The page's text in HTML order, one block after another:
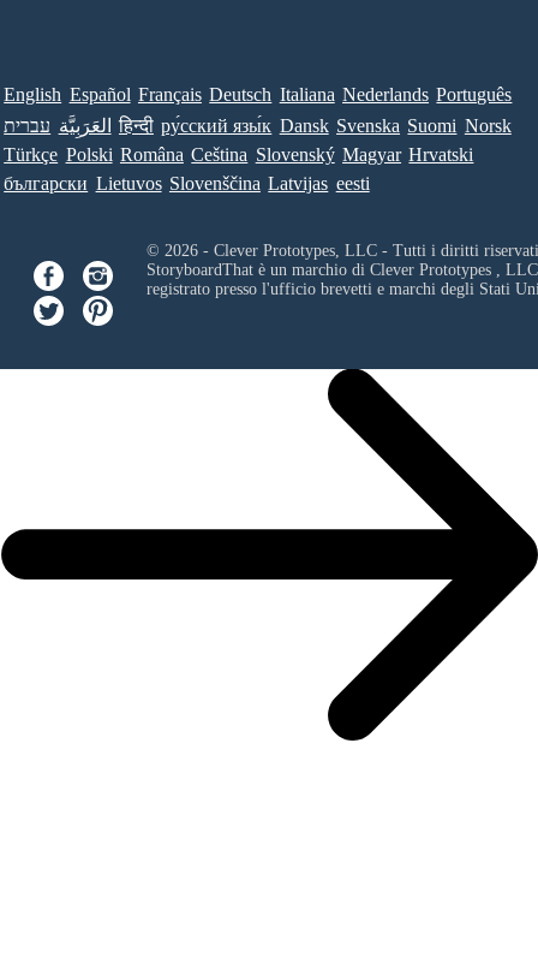
English Español Français Deutsch Italiana Nederlands Português
עברית العَرَبِيَّة हिन्दी ру́сский язы́к Dansk Svenska Suomi Norsk
Türkçe Polski Româna Ceština Slovenský Magyar Hrvatski
български Lietuvos Slovenščina Latvijas eesti
© 2026 - Clever Prototypes, LLC - Tutti i diritti
StoryboardThat è un marchio di Clever Prototypes , LLC
registrato presso l'ufficio brevetti e marchi degli Stati